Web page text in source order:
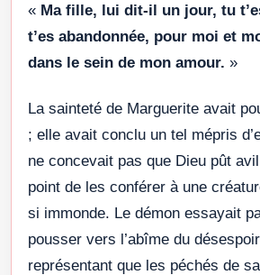
« Ma fille, lui dit-il un jour, tu
t’es abandonnée, pour moi et
dans le sein de mon amour. »
La sainteté de Marguerite avait
; elle avait conclu un tel mépris
ne concevait pas que Dieu pût
point de les conférer à une
si immonde. Le démon essayait
pousser vers l’abîme du
représentant que les péchés de